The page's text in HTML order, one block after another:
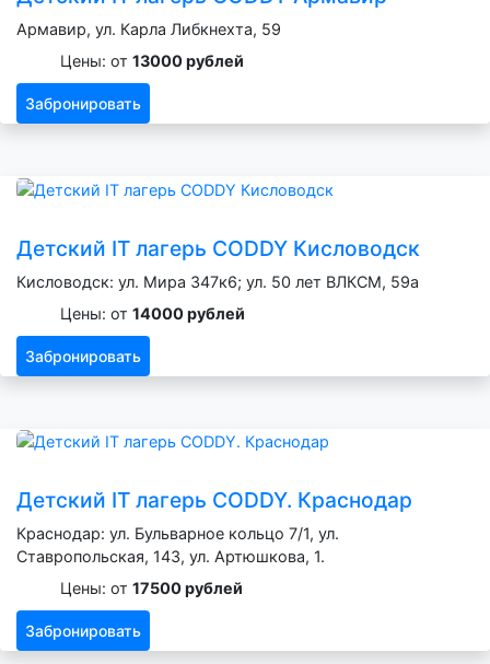
Армавир, ул. Карла Либкнехта, 59
Цены: от 13000 рублей
Забронировать
Детский IT лагерь CODDY Кисловодск
Кисловодск: ул. Мира 347к6; ул. 50 лет ВЛКСМ, 59а
Цены: от 14000 рублей
Забронировать
Детский IT лагерь CODDY. Краснодар
Краснодар: ул. Бульварное кольцо 7/1, ул.
Ставропольская, 143, ул. Артюшкова, 1.
Цены: от 17500 рублей
Забронировать